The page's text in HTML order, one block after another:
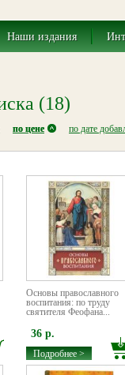
Наши издания
(18)
по цене по дате
Основы православного
воспитания: по труду
святителя Феофана...
36 р.
Подробнее >